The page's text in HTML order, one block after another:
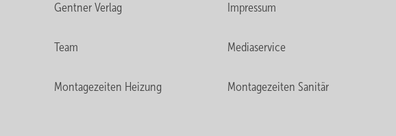
Gentner Verlag Impressum
Team Mediaservice
Montagezeiten Heizung Montagezeiten Sanitär